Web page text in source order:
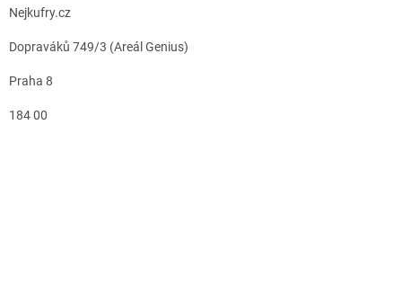
Nejkufry.cz
Dopraváků 749/3 (Areál Genius)
Praha 8
184 00